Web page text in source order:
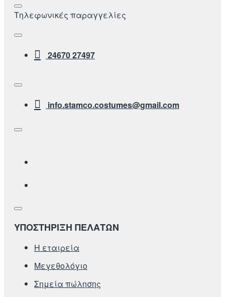
Τηλεφωνικές παραγγελίες
24670 27497
info.stamco.costumes@gmail.com
ΥΠΟΣΤΗΡΙΞΗ ΠΕΛΑΤΩΝ
Η εταιρεία
Μεγεθολόγιο
Σημεία πώλησης